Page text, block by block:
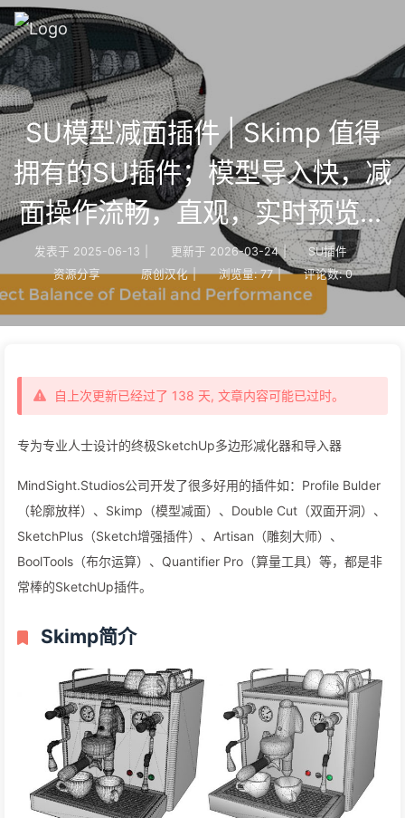
SU模型减面插件 | Skimp 值得
拥有的SU插件；模型导入快，减
面操作流畅，直观，实时预览，
保留材质UV等
发表于 2025-06-13 更新于 2026-03-24 |
SU插件
资源分享
原创汉化 | 浏览量: 77 | 评论数: 0
自上次更新已经过了 138 天, 文章内容可能已过时。
专为专业人士设计的终极SketchUp多边形减化器和导入器
MindSight.Studios公司开发了很多好用的插件如：Profile Bulder
（轮廓放样）、Skimp（模型减面）、Double Cut（双面开洞）、
SketchPlus（Sketch增强插件）、Artisan（雕刻大师）、
BoolTools（布尔运算）、Quantifier Pro（算量工具）等，都是非
常棒的SketchUp插件。
Skimp简介